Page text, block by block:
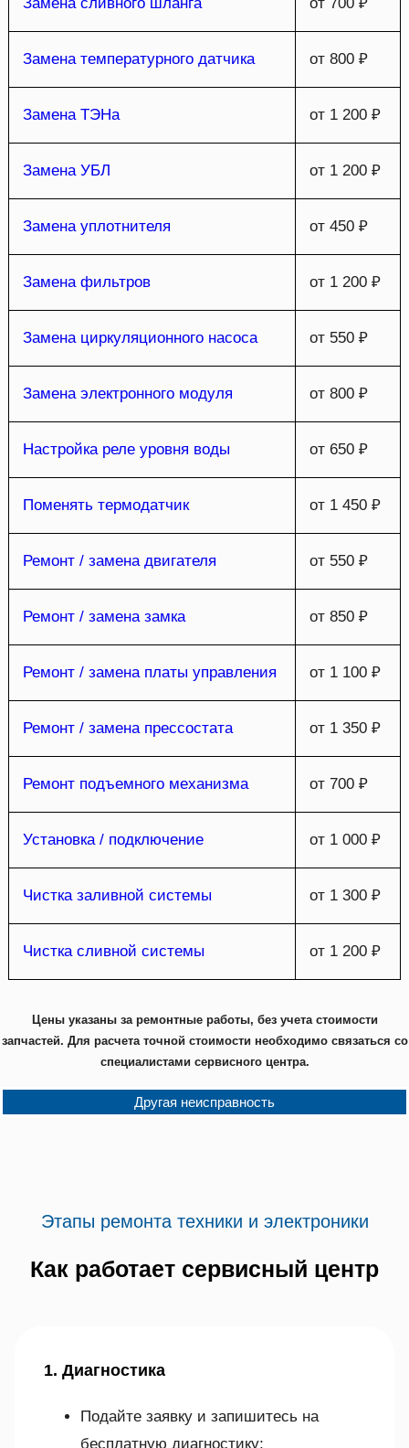
Замена температурного датчика от 800 ₽
Замена ТЭНа от 1 200 ₽
Замена УБЛ от 1 200 ₽
Замена уплотнителя от 450 ₽
Замена фильтров от 1 200 ₽
Замена циркуляционного насоса от 550 ₽
Замена электронного модуля от 800 ₽
Настройка реле уровня воды от 650 ₽
Поменять термодатчик от 1 450 ₽
Ремонт / замена двигателя от 550 ₽
Ремонт / замена замка от 850 ₽
Ремонт / замена платы управления от 1 100 ₽
Ремонт / замена прессостата от 1 350 ₽
Ремонт подъемного механизма от 700 ₽
Установка / подключение от 1 000 ₽
Чистка заливной системы от 1 300 ₽
Чистка сливной системы от 1 200 ₽
Цены указаны за ремонтные работы, без учета стоимости
запчастей. Для расчета точной стоимости необходимо связаться со
специалистами сервисного центра.
Другая неисправность
Этапы ремонта техники и электроники
Как работает сервисный центр
1. Диагностика
Подайте заявку и запишитесь на
бесплатную диагностику;